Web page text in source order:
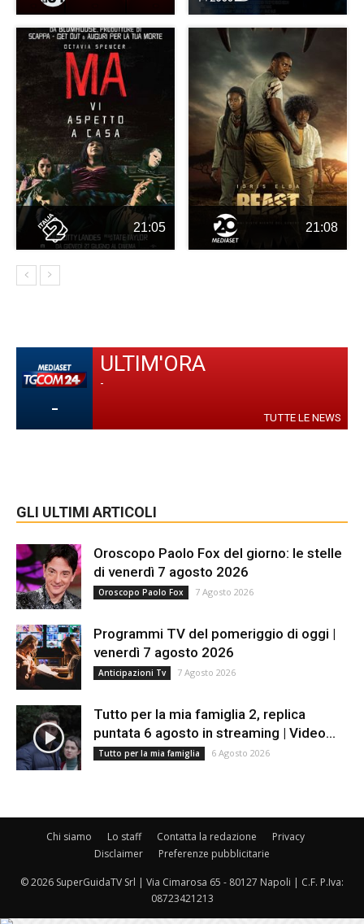
21:05 21:08
-
ULTIM'ORA
-
TUTTE LE NEWS
GLI ULTIMI ARTICOLI
Oroscopo Paolo Fox del giorno: le stelle
di venerdì 7 agosto 2026
Oroscopo Paolo Fox 7 Agosto 2026
Programmi TV del pomeriggio di oggi |
venerdì 7 agosto 2026
Anticipazioni Tv 7 Agosto 2026
Tutto per la mia famiglia 2, replica
puntata 6 agosto in streaming | Video...
Tutto per la mia famiglia 6 Agosto 2026
Chi siamo Lo staff Contatta la redazione
Privacy
Disclaimer
Preferenze pubblicitarie
© 2026 SuperGuidaTV Srl | Via Cimarosa 65 - 80127 Napoli | C.F. P.Iva:
08723421213